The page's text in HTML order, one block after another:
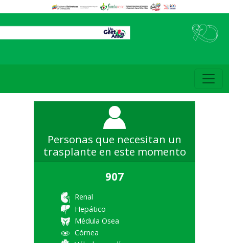
Personas que necesitan un
trasplante en este momento
907
Renal
Hepático
Médula Osea
Córnea